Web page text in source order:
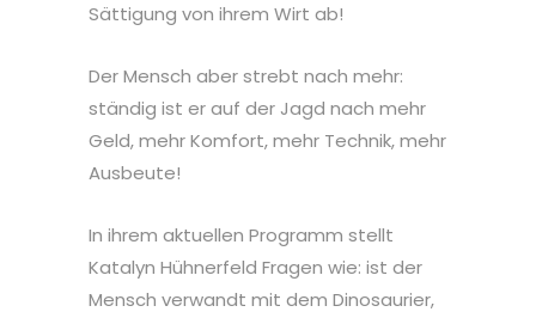
Sättigung von ihrem Wirt ab!
Der Mensch aber strebt nach mehr:
ständig ist er auf der Jagd nach mehr
Geld, mehr Komfort, mehr Technik, mehr
Ausbeute!
In ihrem aktuellen Programm stellt
Katalyn Hühnerfeld Fragen wie: ist der
Mensch verwandt mit dem Dinosaurier,